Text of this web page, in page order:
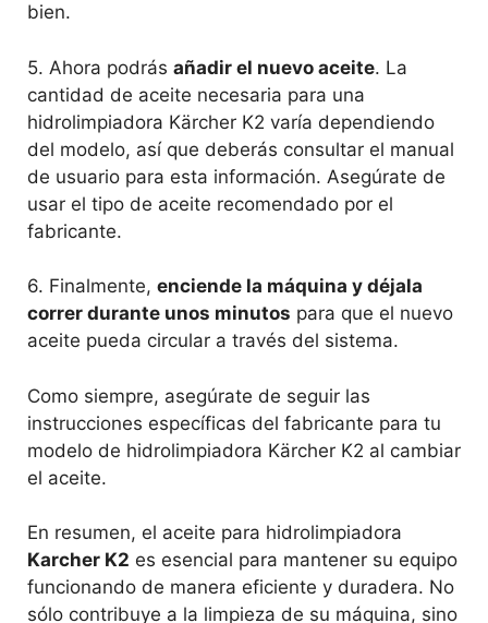
bien.
5. Ahora podrás añadir el nuevo aceite. La
cantidad de aceite necesaria para una
hidrolimpiadora Kärcher K2 varía dependiendo
del modelo, así que deberás consultar el manual
de usuario para esta información. Asegúrate de
usar el tipo de aceite recomendado por el
fabricante.
6. Finalmente, enciende la máquina y déjala
correr durante unos minutos para que el nuevo
aceite pueda circular a través del sistema.
Como siempre, asegúrate de seguir las
instrucciones específicas del fabricante para tu
modelo de hidrolimpiadora Kärcher K2 al cambiar
el aceite.
En resumen, el aceite para hidrolimpiadora
Karcher K2 es esencial para mantener su equipo
funcionando de manera eficiente y duradera. No
sólo contribuye a la limpieza de su máquina, sino